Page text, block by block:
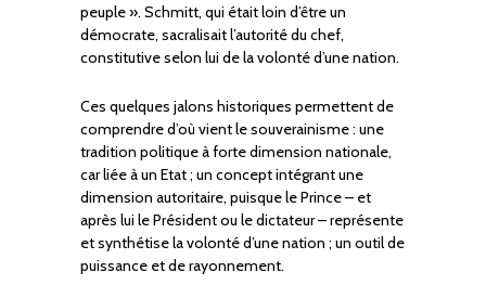
peuple ». Schmitt, qui était loin d’être un
démocrate, sacralisait l’autorité du chef,
constitutive selon lui de la volonté d’une nation.
Ces quelques jalons historiques permettent de
comprendre d’où vient le souverainisme : une
tradition politique à forte dimension nationale,
car liée à un Etat ; un concept intégrant une
dimension autoritaire, puisque le Prince – et
après lui le Président ou le dictateur – représente
et synthétise la volonté d’une nation ; un outil de
puissance et de rayonnement.